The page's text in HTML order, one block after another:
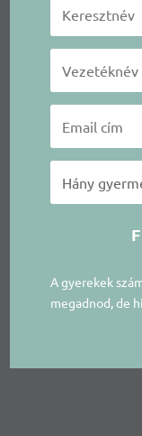
A gyerekek
megadnod, de